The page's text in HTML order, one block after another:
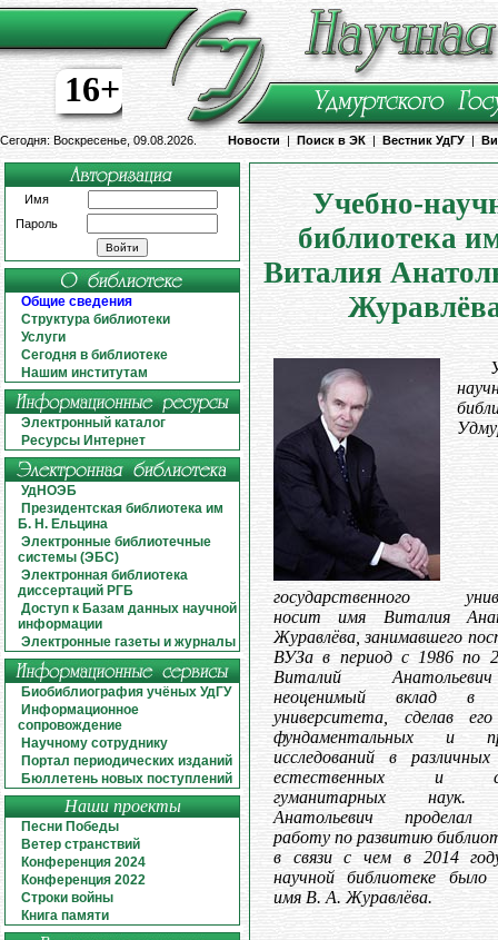
16+
Сегодня: Воскресенье, 09.08.2026. Новости | Поиск в ЭК | Вестник УдГУ |
Имя
Пароль
Общие сведения
Структура библиотеки
Услуги
Сегодня в библиотеке
Нашим институтам
Электронный каталог
Ресурсы Интернет
УдНОЭБ
Президентская библиотека им
Б. Н. Ельцина
Электронные библиотечные
системы (ЭБС)
Электронная библиотека
диссертаций РГБ
Доступ к Базам данных научной
информации
Электронные газеты и журналы
Биобиблиография учёных УдГУ
Информационное
сопровождение
Научному сотруднику
Портал периодических изданий
Бюллетень новых поступлений
Наши проекты
Песни Победы
Ветер странствий
Конференция 2024
Конференция 2022
Строки войны
Книга памяти
Учебно-
библиотека
Виталия
государственного
носит имя Виталия
Журавлёва, занимавшего
ВУЗа в период с 1986 по
Виталий
неоценимый вклад в
университета, сделав
фундаментальных и
исследований в
естественных и
гуманитарных наук.
Анатольевич проделал
работу по развитию
в связи с чем в 2014
научной библиотеке было
имя В. А. Журавлёва.